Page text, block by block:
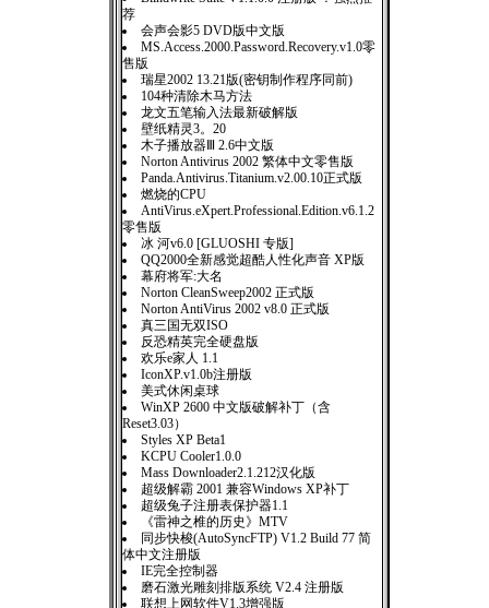
荐
会声会影5 DVD版中文版
MS.Access.2000.Password.Recovery.v1.0零
售版
瑞星2002 13.21版(密钥制作程序同前)
104种清除木马方法
龙文五笔输入法最新破解版
壁纸精灵3。20
木子播放器Ⅲ 2.6中文版
Norton Antivirus 2002 繁体中文零售版
Panda.Antivirus.Titanium.v2.00.10正式版
燃烧的CPU
AntiVirus.eXpert.Professional.Edition.v6.1.2
零售版
冰 河v6.0 [GLUOSHI 专版]
QQ2000全新感觉超酷人性化声音 XP版
幕府将军:大名
Norton CleanSweep2002 正式版
Norton AntiVirus 2002 v8.0 正式版
真三国无双ISO
反恐精英完全硬盘版
欢乐e家人 1.1
IconXP.v1.0b注册版
美式休闲桌球
WinXP 2600 中文版破解补丁（含
Reset3.03）
Styles XP Beta1
KCPU Cooler1.0.0
Mass Downloader2.1.212汉化版
超级解霸 2001 兼容Windows XP补丁
超级兔子注册表保护器1.1
《雷神之椎的历史》MTV
同步快梭(AutoSyncFTP) V1.2 Build 77 简
体中文注册版
IE完全控制器
磨石激光雕刻排版系统 V2.4 注册版
联想上网软件V1.3增强版